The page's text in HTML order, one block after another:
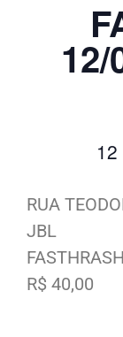
12/
RUA
JBL
R$ 40,00